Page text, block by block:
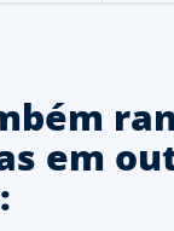
em